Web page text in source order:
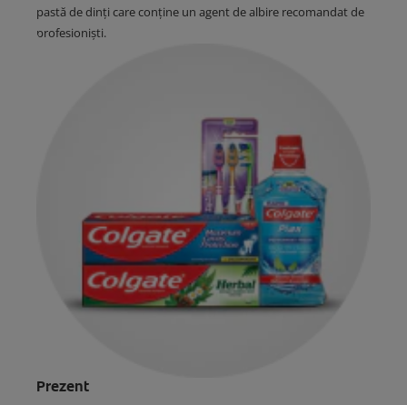
pastă de dinți care conține un agent de albire recomandat de
profesioniști.
Prezent